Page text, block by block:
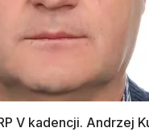
V kadencji. Andrzej